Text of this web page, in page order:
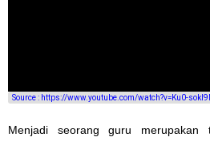
Source : https://www.youtube.com/watch?v=Ku0-
Menjadi seorang guru